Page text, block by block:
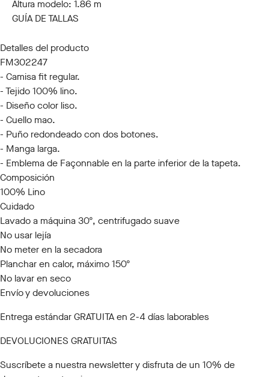
Altura modelo: 1.86 m
GUÍA DE TALLAS
Detalles del producto
FM302247
- Camisa fit regular.
- Tejido 100% lino.
- Diseño color liso.
- Cuello mao.
- Puño redondeado con dos botones.
- Manga larga.
- Emblema de Façonnable en la parte inferior de la tapeta.
Composición
100% Lino
Cuidado
Lavado a máquina 30º, centrifugado suave
No usar lejía
No meter en la secadora
Planchar en calor, máximo 150º
No lavar en seco
Envío y devoluciones
Entrega estándar GRATUITA en 2-4 días laborables
DEVOLUCIONES GRATUITAS
Suscríbete a nuestra newslettery disfruta de un 10% de